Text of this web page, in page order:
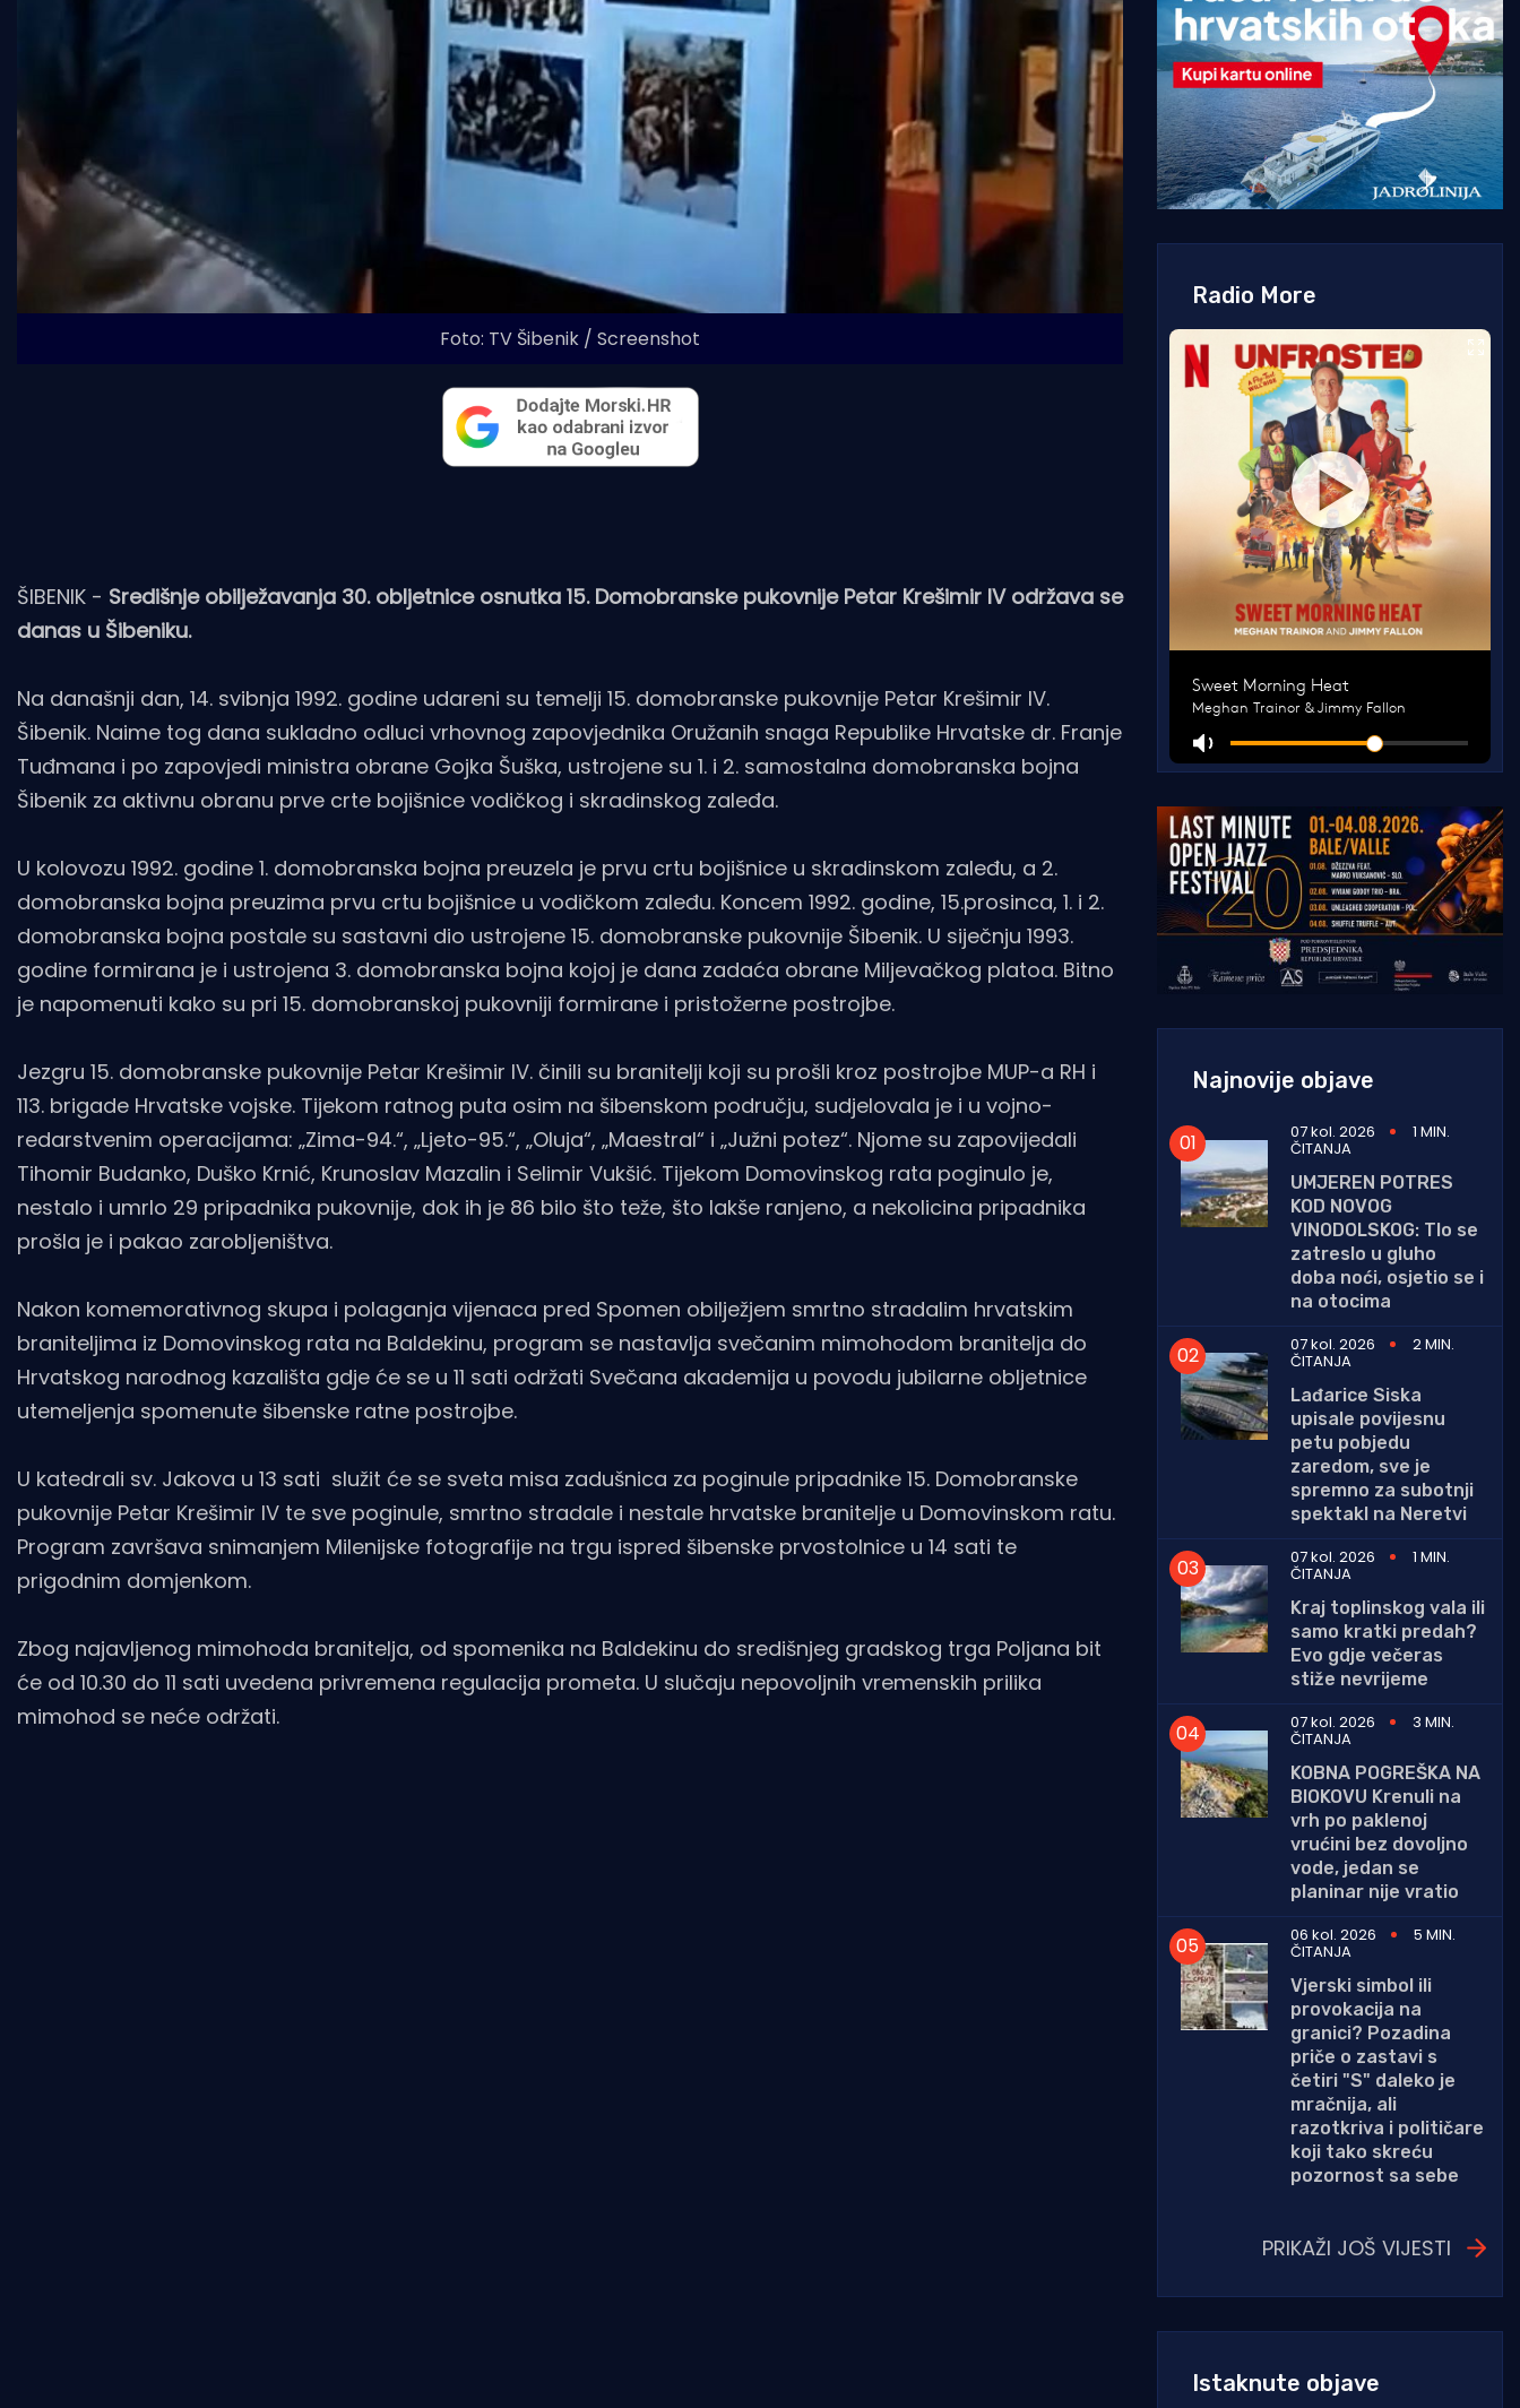
Foto: TV Šibenik / Screenshot
ŠIBENIK - Središnje obilježavanja 30. obljetnice osnutka 15. Domobranske pukovnije Petar Krešimir IV održava se
danas u Šibeniku.
Na današnji dan, 14. svibnja 1992. godine udareni su temelji 15. domobranske pukovnije Petar Krešimir IV.
Šibenik. Naime tog dana sukladno odluci vrhovnog zapovjednika Oružanih snaga Republike Hrvatske dr. Franje
Tuđmana i po zapovjedi ministra obrane Gojka Šuška, ustrojene su 1. i 2. samostalna domobranska bojna
Šibenik za aktivnu obranu prve crte bojišnice vodičkog i skradinskog zaleđa.
U kolovozu 1992. godine 1. domobranska bojna preuzela je prvu crtu bojišnice u skradinskom zaleđu, a 2.
domobranska bojna preuzima prvu crtu bojišnice u vodičkom zaleđu. Koncem 1992. godine, 15.prosinca, 1. i 2.
domobranska bojna postale su sastavni dio ustrojene 15. domobranske pukovnije Šibenik. U siječnju 1993.
godine formirana je i ustrojena 3. domobranska bojna kojoj je dana zadaća obrane Miljevačkog platoa. Bitno
je napomenuti kako su pri 15. domobranskoj pukovniji formirane i pristožerne postrojbe.
Jezgru 15. domobranske pukovnije Petar Krešimir IV. činili su branitelji koji su prošli kroz postrojbe MUP-a RH i
113. brigade Hrvatske vojske. Tijekom ratnog puta osim na šibenskom području, sudjelovala je i u vojno-
redarstvenim operacijama: „Zima-94.“, „Ljeto-95.“, „Oluja“, „Maestral“ i „Južni potez“. Njome su zapovijedali
Tihomir Budanko, Duško Krnić, Krunoslav Mazalin i Selimir Vukšić. Tijekom Domovinskog rata poginulo je,
nestalo i umrlo 29 pripadnika pukovnije, dok ih je 86 bilo što teže, što lakše ranjeno, a nekolicina pripadnika
prošla je i pakao zarobljeništva.
Nakon komemorativnog skupa i polaganja vijenaca pred Spomen obilježjem smrtno stradalim hrvatskim
braniteljima iz Domovinskog rata na Baldekinu, program se nastavlja svečanim mimohodom branitelja do
Hrvatskog narodnog kazališta gdje će se u 11 sati održati Svečana akademija u povodu jubilarne obljetnice
utemeljenja spomenute šibenske ratne postrojbe.
U katedrali sv. Jakova u 13 sati služit će se sveta misa zadušnica za poginule pripadnike 15. Domobranske
pukovnije Petar Krešimir IV te sve poginule, smrtno stradale i nestale hrvatske branitelje u Domovinskom ratu.
Program završava snimanjem Milenijske fotografije na trgu ispred šibenske prvostolnice u 14 sati te
prigodnim domjenkom.
Zbog najavljenog mimohoda branitelja, od spomenika na Baldekinu do središnjeg gradskog trga Poljana bit
će od 10.30 do 11 sati uvedena privremena regulacija prometa. U slučaju nepovoljnih vremenskih prilika
mimohod se neće održati.
Radio More
Najnovije objave
07 kol. 2026 1 MIN.
ČITANJA
UMJEREN POTRES
KOD NOVOG
VINODOLSKOG: Tlo se
zatreslo u gluho
doba noći, osjetio se i
na otocima
07 kol. 2026
2 MIN.
ČITANJA
Lađarice Siska
upisale povijesnu
petu pobjedu
zaredom, sve je
spremno za subotnji
spektakl na Neretvi
07 kol. 2026
1 MIN.
ČITANJA
Kraj toplinskog vala ili
samo kratki predah?
Evo gdje večeras
stiže nevrijeme
07 kol. 2026
3 MIN.
ČITANJA
KOBNA POGREŠKA NA
BIOKOVU Krenuli na
vrh po paklenoj
vrućini bez dovoljno
vode, jedan se
planinar nije vratio
06 kol. 2026
5 MIN.
ČITANJA
Vjerski simbol ili
provokacija na
granici? Pozadina
priče o zastavi s
četiri "S" daleko je
mračnija, ali
razotkriva i političare
koji tako skreću
pozornost sa sebe
PRIKAŽI JOŠ VIJESTI
Istaknute objave